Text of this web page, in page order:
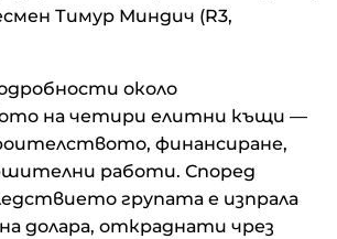
Тимур Миндич (R3,
около
на четири елитни къщи —
финансиране,
работи. Според
групата е изпрала
долара, откраднати чрез